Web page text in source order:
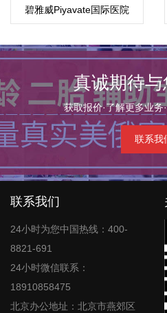
碧雅威Piyavate国际医院
真诚期待
获取报价·了解更多业务
联系我
联系我们
24小时为您中国热线：400-
8821-691
24小时微信联系：
18910858475
北京办公地址：北京市燕郊区